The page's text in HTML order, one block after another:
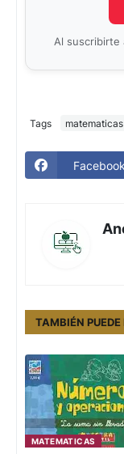
Al suscribirte
Tags matematicas
Facebook
TAMBIÉN
MATEMATICAS